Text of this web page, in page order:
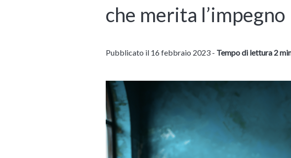
che merita l’impegno
Pubblicato il 16 febbraio 2023 - Tempo di lettura 2